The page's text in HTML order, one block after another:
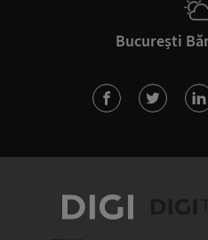
București